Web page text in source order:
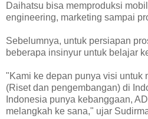
Daihatsu bisa memproduksi
engineering, marketing sampai
Sebelumnya, untuk persiapan
beberapa insinyur untuk belajar
"Kami ke depan punya visi untuk
(Riset dan pengembangan) di
Indonesia punya kebanggaan,
melangkah ke sana," ujar